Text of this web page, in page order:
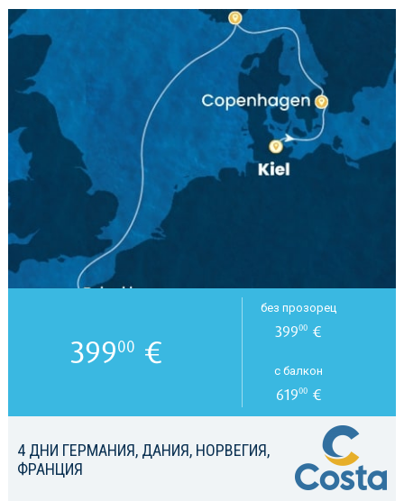
4 ДНИ ГЕРМАНИЯ, ДАНИЯ, НОРВЕГИЯ,
ФРАНЦИЯ
39900 €
без прозорец
39900 €
с балкон
61900€